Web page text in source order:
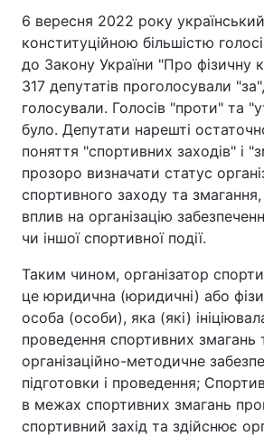
6 вересня 2022 року
конституційною більшістю
до Закону України "Про фізичну
317 депутатів проголосували
голосували. Голосів "проти" та
було. Депутати нарешті
поняття "спортивних заходів" і
прозоро визначати статус
спортивного заходу та
вплив на організацію
чи іншої спортивної події.
Таким чином, організатор
це юридична (юридичні) або
особа (особи), яка (які)
проведення спортивних змагань
організаційно-методичне
підготовки і проведення;
в межах спортивних змагань
спортивний захід та здійснює